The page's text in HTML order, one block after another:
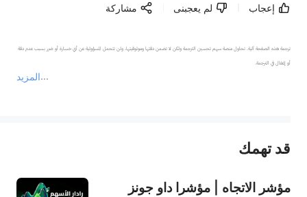
إعجاب لم يعجبنى مشاركة
المزيد
ترجمة هذه الصفحة آلية. تحاول منصة سهم تحسين الترجمة ولكن لا تضمن دقتها وموثوقيتها، ولن تتحمل المسؤولية عن أي خسارة أو ضرر بسبب عدم دقة
أو إغفال في الترجمة.
عند الضرورة، يرجى استشارة مستشار استثمار محترف. لا تقدم منصة سهم أي مشورة استثمارية، ولا تقدم أي التزامات أو ضمانات.
قد تهمك
مؤشر الاتجاه | مؤشرا داو جونز